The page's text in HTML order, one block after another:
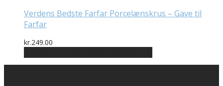
kr.396.00. kr.336.60.
Verdens Bedste Farfar Porcelænskrus – Gave til
Farfar
kr.249.00